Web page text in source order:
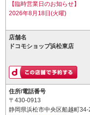
【臨時営業日のお知らせ】
2026年8月18日(火曜)
店舗名
ドコモショップ浜松東店
住所/電話番号
〒430-0913
静岡県浜松市中央区船越町34-